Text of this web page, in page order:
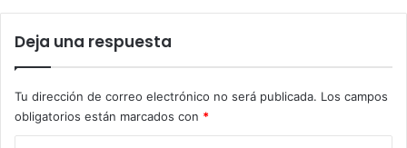
Deja una respuesta
Tu dirección de correo electrónico no será publicada. Los campos
obligatorios están marcados con *